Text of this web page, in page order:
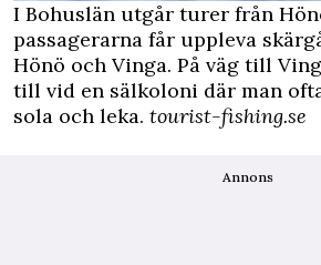
I Bohuslän utgår turer från
passagerarna får uppleva
Hönö och Vinga. På väg till
till vid en sälkoloni där man
sola och leka. tourist-fishing.se
Annons